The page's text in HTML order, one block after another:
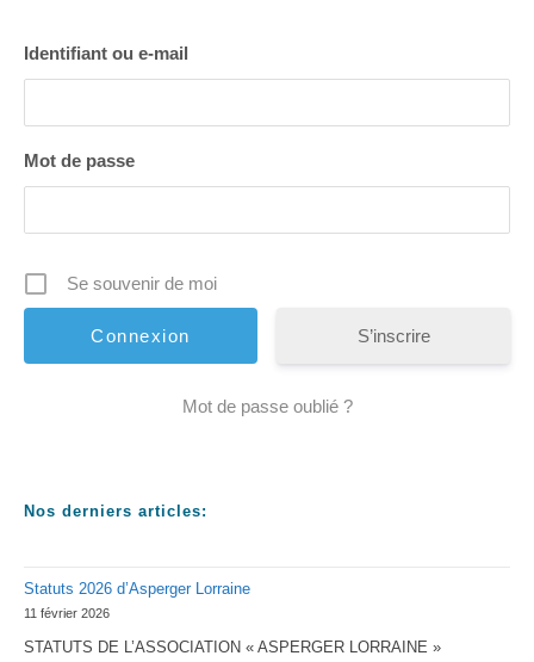
Identifiant ou e-mail
Mot de passe
Se souvenir de moi
S’inscrire
Mot de passe oublié ?
Nos derniers articles:
Statuts 2026 d’Asperger Lorraine
11 février 2026
STATUTS DE L’ASSOCIATION « ASPERGER LORRAINE »